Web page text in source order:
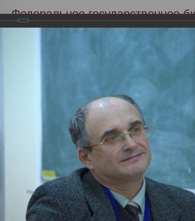
Федеральное государственное
Российский центр судебно-
Экспертиза
съезд судебных медиков "Задачи и пути
условиях"
октября 2013 года